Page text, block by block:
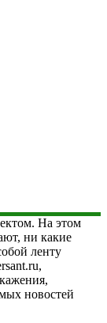
На этом
ни какие
ленту
новостей